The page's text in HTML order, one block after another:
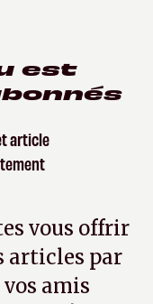
est
article
vous offrir
articles par
vos amis